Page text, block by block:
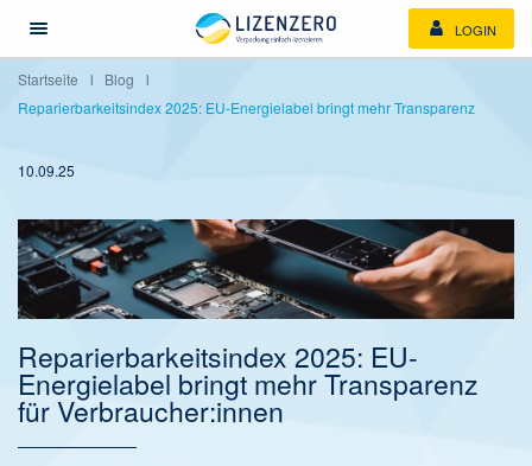
Menü öffnen/schließen LOGIN
Startseite
Blog
Reparierbarkeitsindex 2025: EU-Energielabel bringt mehr Transparenz
10.09.25
Reparierbarkeitsindex 2025: EU-
Energielabel bringt mehr Transparenz
für Verbraucher:innen